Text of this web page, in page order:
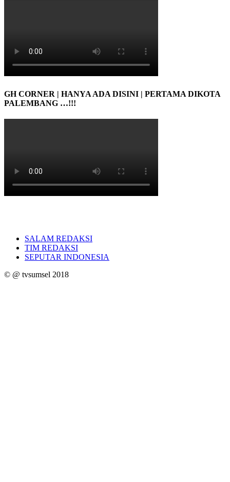
GH CORNER | HANYA ADA DISINI | PERTAMA DIKOTA
PALEMBANG …!!!
SALAM REDAKSI
TIM REDAKSI
SEPUTAR INDONESIA
© @ tvsumsel 2018